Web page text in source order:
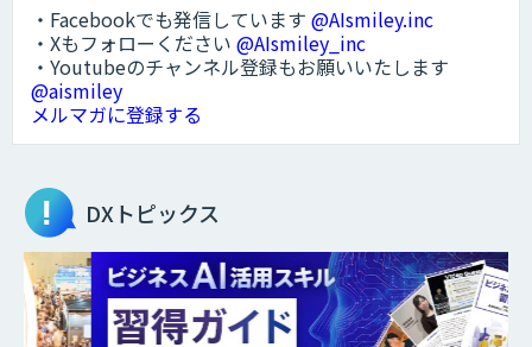
・Facebookでも発信しています @AIsmiley.inc
・Xもフォローください @AIsmiley_inc
・Youtubeのチャンネル登録もお願いいたします
@aismiley
メルマガに登録する
DXトピックス